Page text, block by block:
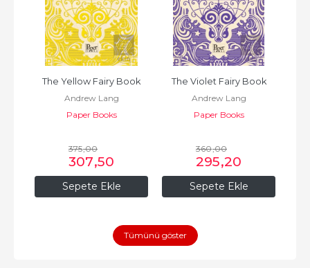
Sepete Ekle
The Yellow Fairy Book
Andrew Lang
Paper Books
375,00
307,50
Sepete Ekle
The Violet Fairy Book
Andrew Lang
Paper Books
360,00
295,20
Tümünü göster